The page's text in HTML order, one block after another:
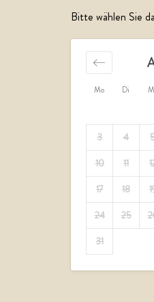
Bitte wählen Sie
Mo Di
3
4
10
11
17
18
24
25
31